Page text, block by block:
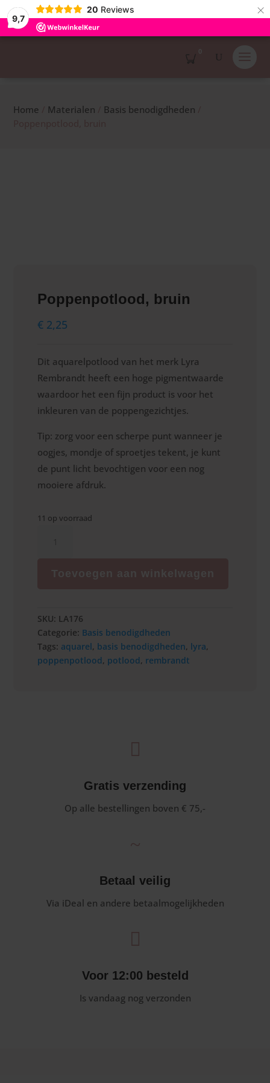
9,7
20 Reviews ×
Home Materialen Basis benodigdheden
Poppenpotlood, bruin
€ 2,25
Dit aquarelpotlood van het merk Lyra
Rembrandt heeft een hoge pigmentwaarde
waardoor het een fijn product is voor het
inkleuren van de poppengezichtjes.
Tip: zorg voor een scherpe punt wanneer je
oogjes, mondje of sproetjes tekent, je kunt
de punt licht bevochtigen voor een nog
mooiere afdruk.
11 op voorraad
SKU: LA176
Categorie: Basis benodigdheden
Tags: aquarel, basis benodigdheden, lyra,
poppenpotlood, potlood, rembrandt
Gratis verzending
Op alle bestellingen boven € 75,-
Betaal veilig
Via iDeal en andere betaalmogelijkheden
Voor 12:00 besteld
Is vandaag nog verzonden